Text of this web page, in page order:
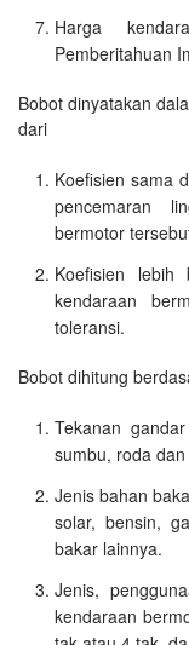
Harga
Pemberitahuan
Bobot dinyatakan
dari
Koefisien sama
pencemaran
bermotor
Koefisien
kendaraan
toleransi.
Bobot dihitung
Tekanan
sumbu, roda
Jenis bahan
solar, bensin,
bakar lainnya.
Jenis,
kendaraan